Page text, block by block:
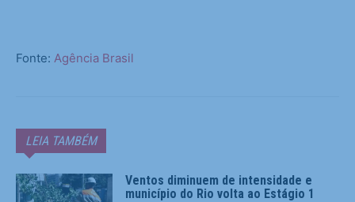
Fonte: Agência Brasil
LEIA TAMBÉM
Ventos diminuem de intensidade e
município do Rio volta ao Estágio 1